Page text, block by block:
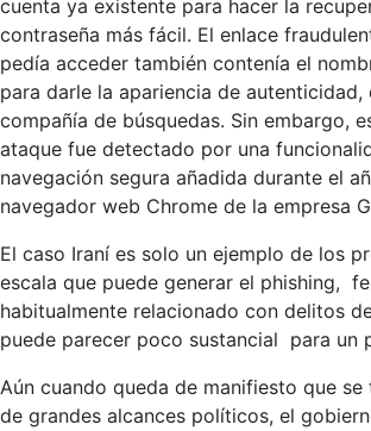
cuenta ya existente para hacer la
contraseña más fácil. El enlace
pedía acceder también contenía el
para darle la apariencia de autenticidad,
compañía de búsquedas. Sin embargo,
ataque fue detectado por una
navegación segura añadida durante el
navegador web Chrome de la empresa
El caso Iraní es solo un ejemplo de los
escala que puede generar el phishing,
habitualmente relacionado con delitos
puede parecer poco sustancial para un
Aún cuando queda de manifiesto que
de grandes alcances políticos, el